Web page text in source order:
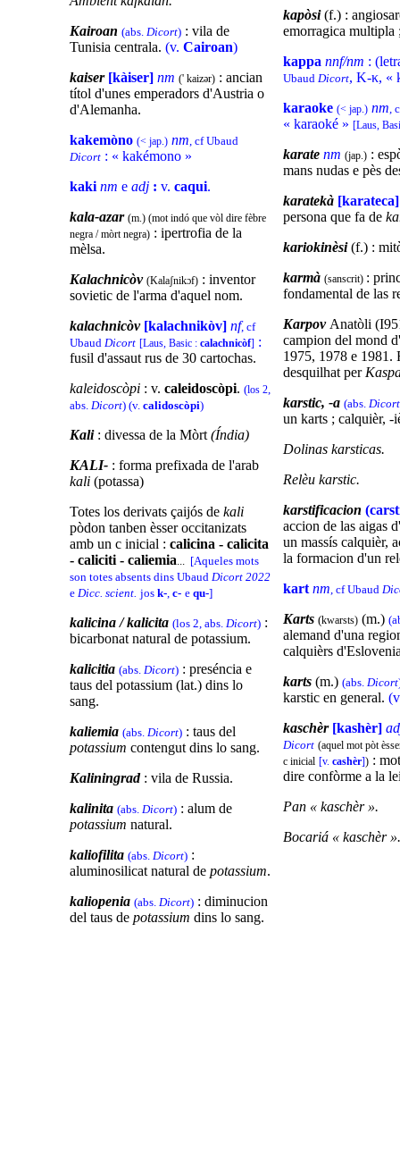
Kairoan (abs. Dicort) : vila de
Tunisia centrala. (v. Cairoan)
kaiser [kàiser] nm (' kaizər) : ancian
títol d'unes emperadors d'Austria o
d'Alemanha.
kakemòno (< jap.) nm, cf Ubaud
Dicort : « kakémono »
kaki nm e adj : v. caqui.
kala-azar (m.) (mot indó que vòl dire fèbre
negra / mòrt negra) : ipertrofia de la
mèlsa.
Kalachnicòv (Kalaʃnikɔf) : inventor
sovietic de l'arma d'aquel nom.
kalachnicòv [kalachnikòv] nf, cf
Ubaud Dicort [Laus, Basic : calachnicòf] :
fusil d'assaut rus de 30 cartochas.
kaleidoscòpi : v. caleidoscòpi. (los 2,
abs. Dicort) (v. calidoscòpi)
Kali : divessa de la Mòrt (Índia)
KALI- : forma prefixada de l'arab
kali (potassa)
Totes los derivats çaijós de kali
pòdon tanben èsser occitanizats
amb un c inicial : calicina - calicita
- caliciti - caliemia... [Aqueles mots
son totes absents dins Ubaud Dicort 2022
e Dicc. scient. jos k-, c- e qu-]
kalicina / kalicita (los 2, abs. Dicort) :
bicarbonat natural de potassium.
kalicitia (abs. Dicort) : preséncia e
taus del potassium (lat.) dins lo
sang.
kaliemia (abs. Dicort) : taus del
potassium contengut dins lo sang.
Kaliningrad: vila de Russia.
kalinita (abs. Dicort) : alum de
potassium natural.
kaliofilita (abs. Dicort) :
aluminosilicat natural de potassium.
kaliopenia (abs. Dicort) : diminucion
del taus de potassium dins lo sang.
kapòsi(f.) :
emorragica multipla
kappa nnf/nm :
Ubaud Dicort, Κ-κ, «
karaoke (< jap.) nm,
« karaoké » [Laus,
karate nm (jap.) :
mans nudas e pès
karatekà [karateca]
persona que fa de
kariokinèsi(f.) :
karmà (sanscrit) :
fondamental de las
Karpov Anatòli
campion del mond
1975, 1978 e 1981.
desquilhat per
karstic, -a (abs. Dicort
un karts ; calquièr, -
Dolinas karsticas.
Relèu karstic.
karstificacion
accion de las aigas
un massís calquièr,
la formacion d'un
kart nm, cf Ubaud
Karts (kwarsts) (m.)
alemand d'una
calquièrs
karts (m.) (abs. Dicort
karstic en general.
kaschèr [kashèr]
Dicort (aquel mot pòt
c inicial [v. cashèr]) :
dire confòrme a la
Pan « kaschèr ».
Bocariá « kaschèr ».